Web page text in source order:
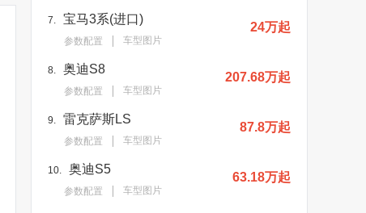
版、纯电版“同台销售”
销售：预计卖100.39万
7. 宝马3系(进口)
参数配置 车型图片
24万起
8. 奥迪S8
参数配置 车型图片
207.68万起
9. 雷克萨斯LS
参数配置 车型图片
87.8万起
10. 奥迪S5
参数配置 车型图片
63.18万起